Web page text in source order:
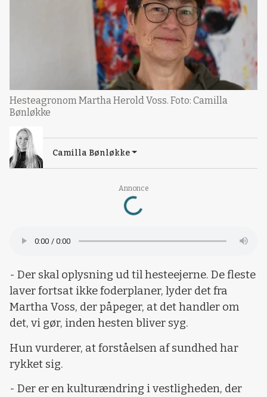
Annonce
Loading...
Hesteagronom Martha Herold Voss. Foto: Camilla
Bønløkke
Camilla Bønløkke
- Der skal oplysning ud til hesteejerne. De fleste
laver fortsat ikke foderplaner, lyder det fra
Martha Voss, der påpeger, at det handler om
det, vi gør, inden hesten bliver syg.
Hun vurderer, at forståelsen af sundhed har
rykket sig.
- Der er en kulturændring i vestligheden, der